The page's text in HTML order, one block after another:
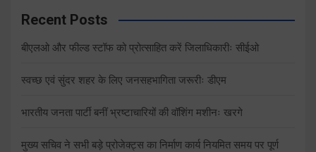
Recent Posts
बीएलओ और फील्ड स्टॉफ को प्रोत्साहित करें जिलाधिकारीः सीईओ
स्वच्छ एवं सुंदर शहर के लिए जनसहभागिता जरूरीः डीएम
भारतीय जनता पार्टी बनीं भ्रष्टाचारियों की वॉशिंग मशीनः खरगे
मुख्य सचिव ने सभी बड़े प्रोजेक्ट्स का निर्माण कार्य नियमित समय पर पूर्ण